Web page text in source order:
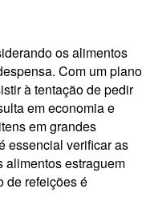
os alimentos
Com um plano
à tentação de pedir
em economia e
em grandes
essencial verificar as
alimentos estraguem
de refeições é